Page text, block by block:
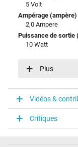
5 Volt
Ampérage (ampère)
2,0 Ampere
Puissance de sortie
10 Watt
100-240V / 50-60Hz
Fonction LED
Connecteur du
Plus
Vidéos &
Critiques